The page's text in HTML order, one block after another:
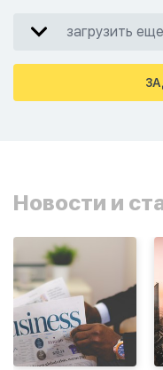
ошибиться и то
загрузить еще
Новости и